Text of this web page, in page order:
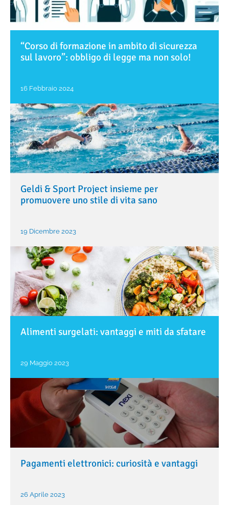
“Corso di formazione in ambito di sicurezza
sul lavoro”: obbligo di legge ma non solo!
16 Febbraio 2024
Geldi & Sport Project insieme per
promuovere uno stile di vita sano
19 Dicembre 2023
Alimenti surgelati: vantaggi e miti da sfatare
29 Maggio 2023
Pagamenti elettronici: curiosità e vantaggi
26 Aprile 2023